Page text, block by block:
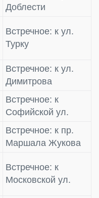
Доблести
Встречное: к ул.
Турку
Встречное: к ул.
Димитрова
Встречное: к
Софийской ул.
Встречное: к пр.
Маршала Жукова
Встречное: к
Московской ул.